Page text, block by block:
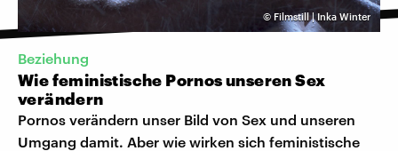
© Filmstill | Inka Winter
Beziehung
Wie feministische Pornos unseren Sex
verändern
Pornos verändern unser Bild von Sex und unseren
Umgang damit. Aber wie wirken sich feministische